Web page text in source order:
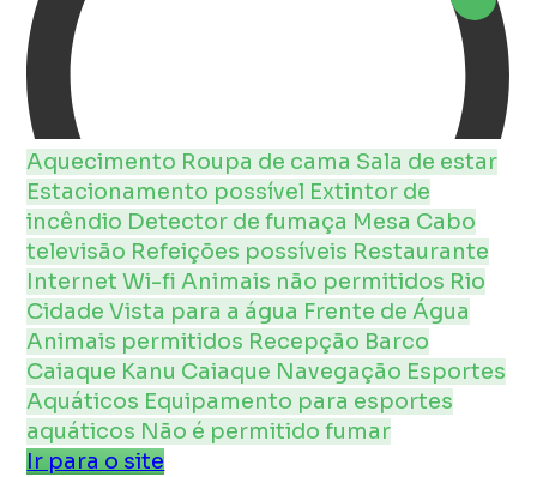
Aquecimento Roupa de cama Sala de estar
Estacionamento possível Extintor de
incêndio Detector de fumaça Mesa Cabo
televisão Refeições possíveis Restaurante
InternetWi-fiAnimais não permitidos Rio
CidadeVista para a água Frente de Água
Animais permitidos Recepção Barco
Caiaque Kanu Caiaque Navegação Esportes
Aquáticos Equipamento para esportes
aquáticos Não é permitido fumar
Ir para o site